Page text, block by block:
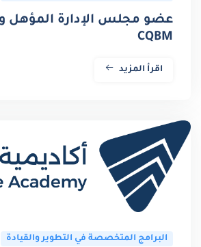
عضو مجلس الإدارة المؤهل
CQBM
اقرأ المزيد
البرامج المتخصصة في التطوير والقيادة